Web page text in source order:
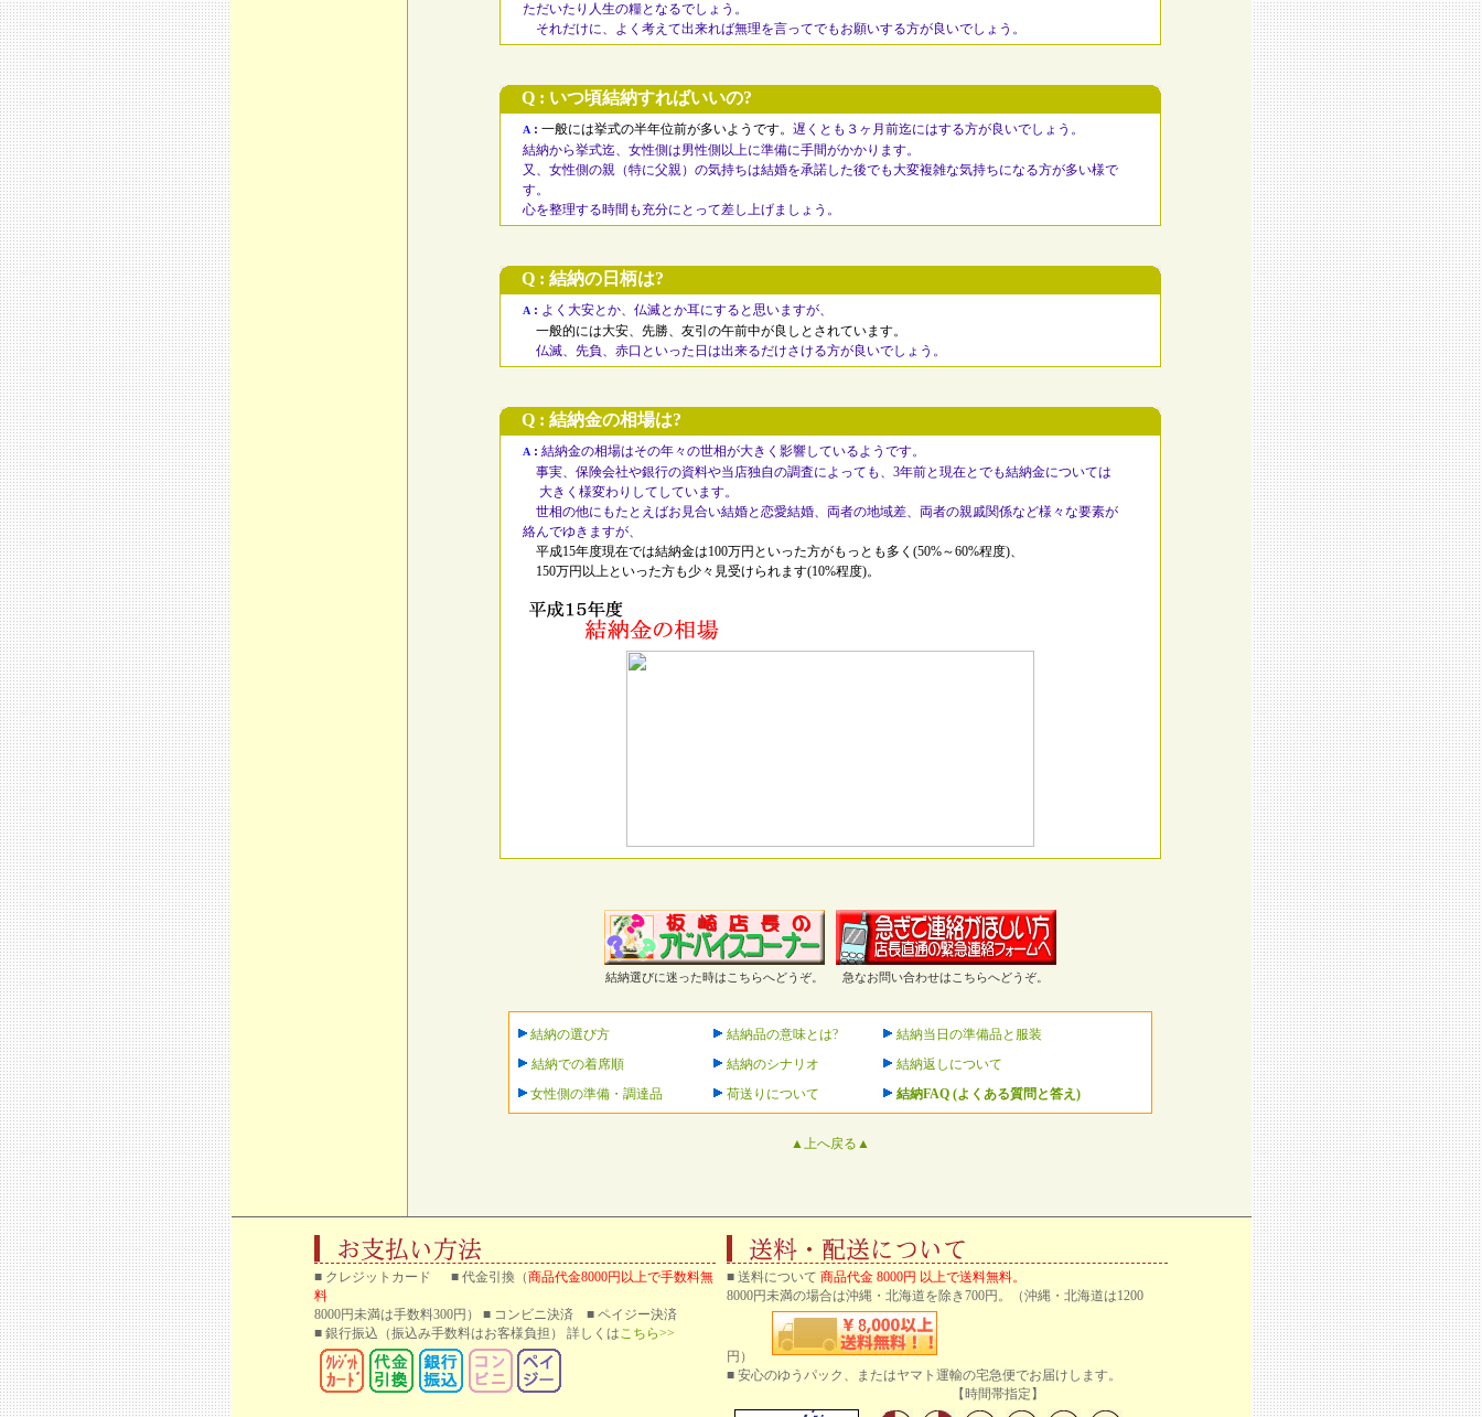
ただいたり人生の糧となるでしょう。
それだけに、よく考えて出来れば無理を言ってでもお願いする方が良いでしょう。
Q : いつ頃結納すればいいの?
A: 一般には挙式の半年位前が多いようです。 遅くとも３ヶ月前迄にはする方が良いでしょう。
結納から挙式迄、女性側は男性側以上に準備に手間がかかります。
又、女性側の親（特に父親）の気持ちは結婚を承諾した後でも大変複雑な気持ちになる方が多い様で
す。
心を整理する時間も充分にとって差し上げましょう。
Q : 結納の日柄は?
A: よく大安とか、仏滅とか耳にすると思いますが、
一般的には大安、先勝、友引の午前中が良しとされています。
仏滅、先負、赤口といった日は出来るだけさける方が良いでしょう。
Q : 結納金の相場は?
A: 結納金の相場はその年々の世相が大きく影響しているようです。
事実、保険会社や銀行の資料や当店独自の調査によっても、3年前と現在とでも結納金については
大きく様変わりしてしています。
世相の他にもたとえばお見合い結婚と恋愛結婚、両者の地域差、両者の親戚関係など様々な要素が
絡んでゆきますが、
平成15年度現在では結納金は100万円といった方がもっとも多く(50%～60%程度)、
150万円以上といった方も少々見受けられます(10%程度)。
結納選びに迷った時はこちらへどうぞ。 急なお問い合わせはこちらへどうぞ。
結納の選び方 結納品の意味とは?
結納当日の準備品と服装
結納での着席順
結納のシナリオ
結納返しについて
女性側の準備・調達品
荷送りについて 結納FAQ (よくある質問と答え)
▲上へ戻る▲
■ クレジットカード ■ 代金引換（商品代金8000円以上で手数料無
料
8000円未満は手数料300円） ■ コンビニ決済 ■ ペイジー決済
■ 銀行振込 （振込み手数料はお客様負担） 詳しくはこちら>>
■ 送料について 商品代金 8000円 以上で送料無料。
8000円未満の場合は沖縄・北海道を除き700円。（沖縄・北海道は1200
円）
■ 安心のゆうパック、またはヤマト運輸の宅急便でお届けします。
【時間帯指定】